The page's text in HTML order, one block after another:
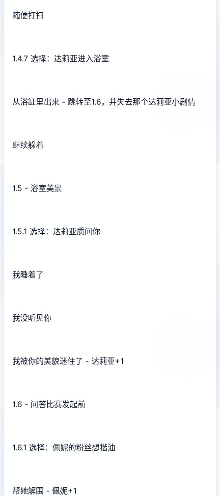
随便打扫
1.4.7 选择：达莉亚进入浴室
从浴缸里出来 - 跳转至1.6，并失去那个达莉亚小剧情
继续躲着
1.5 - 浴室美景
1.5.1 选择：达莉亚质问你
我睡着了
我没听见你
我被你的美貌迷住了 - 达莉亚+1
1.6 - 问答比赛发起前
1.6.1 选择：佩妮的粉丝想揩油
帮她解围 - 佩妮+1